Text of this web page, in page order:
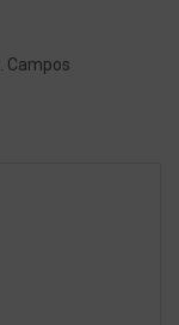
Campos